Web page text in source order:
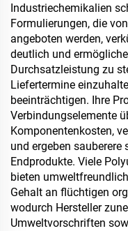
Industriechemikalien
Formulierungen, die
angeboten werden,
deutlich und
Durchsatzleistung zu
Liefertermine
beeinträchtigen. Ihre
Verbindungselemente
Komponentenkosten,
und ergeben
Endprodukte. Viele
bieten
Gehalt an flüchtigen
wodurch Hersteller
Umweltvorschriften